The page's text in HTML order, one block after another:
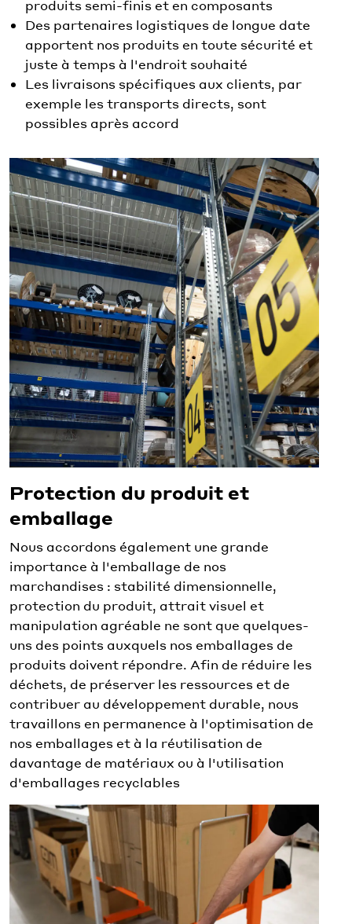
produits semi-finis et en composants
Des partenaires logistiques de longue date
apportent nos produits en toute sécurité et
juste à temps à l'endroit souhaité
Les livraisons spécifiques aux clients, par
exemple les transports directs, sont
possibles après accord
Protection du produit et
emballage
Nous accordons également une grande
importance à l'emballage de nos
marchandises : stabilité dimensionnelle,
protection du produit, attrait visuel et
manipulation agréable ne sont que quelques-
uns des points auxquels nos emballages de
produits doivent répondre. Afin de réduire les
déchets, de préserver les ressources et de
contribuer au développement durable, nous
travaillons en permanence à l'optimisation de
nos emballages et à la réutilisation de
davantage de matériaux ou à l'utilisation
d'emballages recyclables